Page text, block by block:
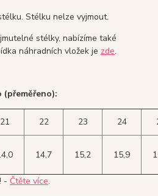
Stélku nelze vyjmout.
stélky, nabízíme také
náhradních vložek je zde.
21 22 23 24
14,7 15,2 15,9
- Čtěte více.